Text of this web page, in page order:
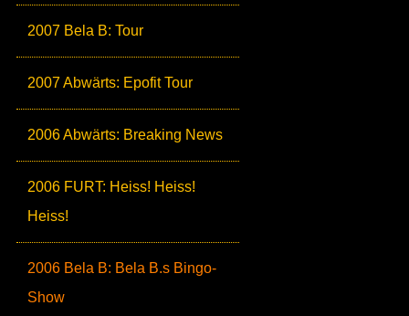
2007 Bela B: Tour
2007 Abwärts: Epofit Tour
2006 Abwärts: Breaking News
2006 FURT: Heiss! Heiss!
Heiss!
2006 Bela B: Bela B.s Bingo-
Show